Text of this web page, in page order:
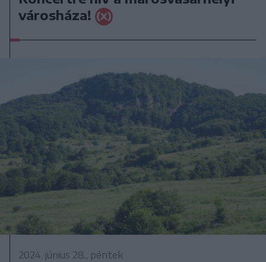
városháza!
2024. június 28., péntek